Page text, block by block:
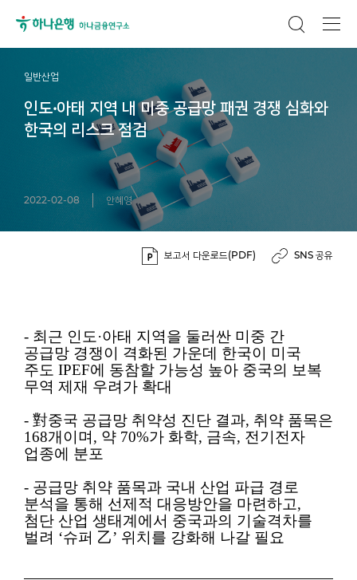
일반산업
인도·아태 지역 내 미중 공급망 패권 경쟁 심화와
한국의 리스크 점검
2022-02-08 안혜영
보고서 다운로드(PDF) SNS 공유
- 최근 인도·아태 지역을 둘러싼 미중 간
공급망 경쟁이 격화된 가운데 한국이 미국
주도 IPEF에 동참할 가능성 높아 중국의 보복
무역 제재 우려가 확대
- 對중국 공급망 취약성 진단 결과, 취약 품목은
168개이며, 약 70%가 화학, 금속, 전기전자
업종에 분포
- 공급망 취약 품목과 국내 산업 파급 경로
분석을 통해 선제적 대응방안을 마련하고,
첨단 산업 생태계에서 중국과의 기술격차를
벌려 ‘슈퍼 乙’ 위치를 강화해 나갈 필요